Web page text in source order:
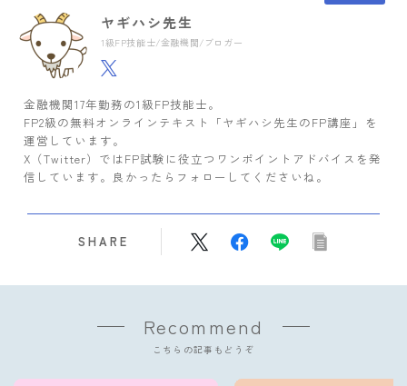
ヤギハシ先生
1級FP技能士/金融機関/ブロガー
金融機関17年勤務の1級FP技能士。
FP2級の無料オンラインテキスト「ヤギハシ先生のFP講座」を
運営しています。
X（Twitter）ではFP試験に役立つワンポイントアドバイスを発
信しています。良かったらフォローしてくださいね。
SHARE
Recommend
こちらの記事もどうぞ